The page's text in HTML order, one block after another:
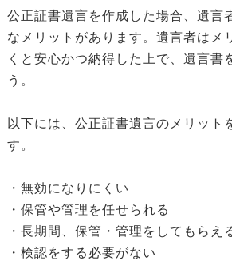
公正証書遺言を作成した場合、遺言
なメリットがあります。遺言者はメ
くと安心かつ納得した上で、遺言書
う。
以下には、公正証書遺言のメリット
す。
・無効になりにくい
・保管や管理を任せられる
・長期間、保管・管理をしてもらえ
・検認をする必要がない